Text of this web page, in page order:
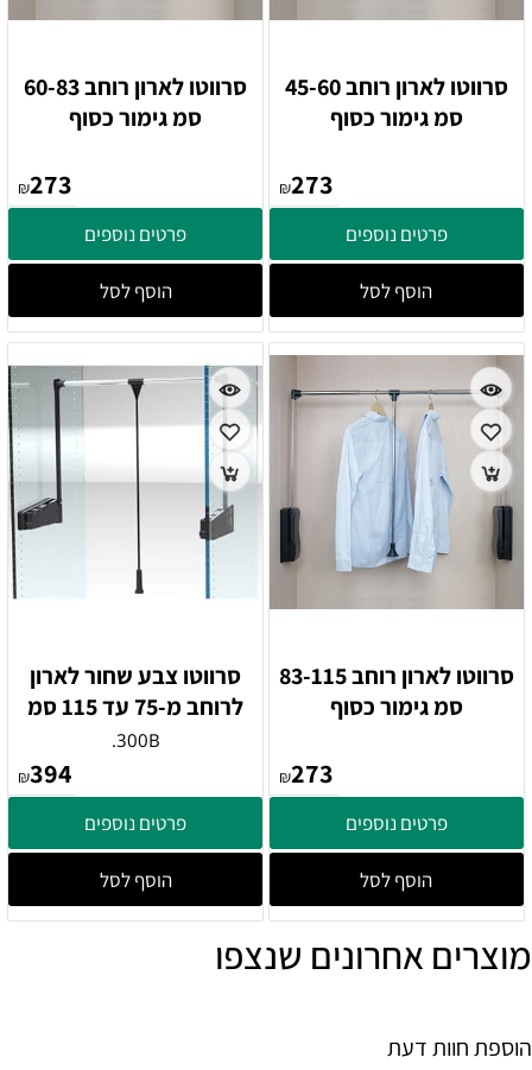
סרווטו לארון רוחב 45-60
סמ גימור כסוף
₪273
פרטים נוספים
הוסף לסל
סרווטו לארון רוחב 60-83
סמ גימור כסוף
₪273
פרטים נוספים
הוסף לסל
סרווטו לארון רוחב 83-115
סמ גימור כסוף
₪273
פרטים נוספים
הוסף לסל
סרווטו צבע שחור לארון
לרוחב מ-75 עד 115 סמ
300B.
₪394
פרטים נוספים
הוסף לסל
מוצרים אחרונים שנצפו
הוספת חוות דעת